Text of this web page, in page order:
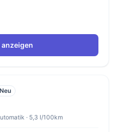
anzeigen
Neu
· 5,3 l/100km